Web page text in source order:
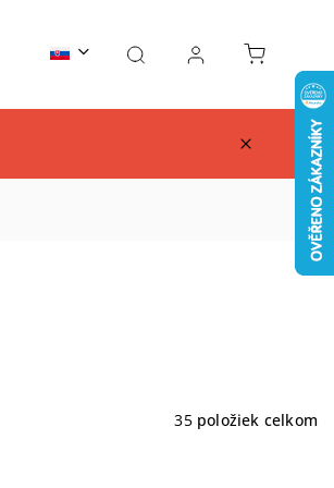
TAEKWONDO AIKIDO
35položiek celkom